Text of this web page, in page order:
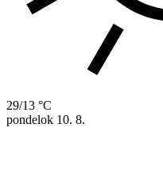
29/13 °C
pondelok 10. 8.